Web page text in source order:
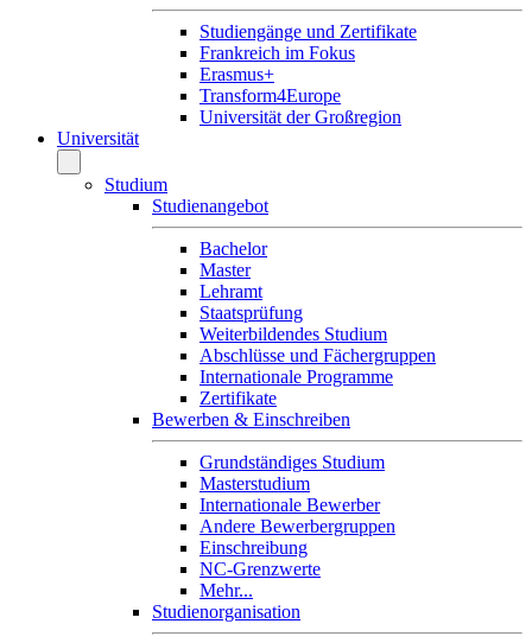
Studiengänge und Zertifikate
Frankreich im Fokus
Erasmus+
Transform4Europe
Universität der Großregion
Universität
Studium
Studienangebot
Bachelor
Master
Lehramt
Staatsprüfung
Weiterbildendes Studium
Abschlüsse und Fächergruppen
Internationale Programme
Zertifikate
Bewerben & Einschreiben
Grundständiges Studium
Masterstudium
Internationale Bewerber
Andere Bewerbergruppen
Einschreibung
NC-Grenzwerte
Mehr...
Studienorganisation